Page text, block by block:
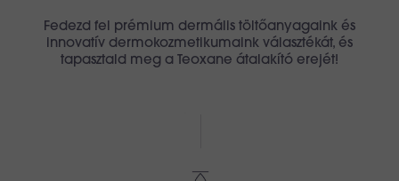
Fedezd fel prémium dermális töltőanyagaink és
innovatív dermokozmetikumaink választékát, és
tapasztald meg a Teoxane átalakító erejét!